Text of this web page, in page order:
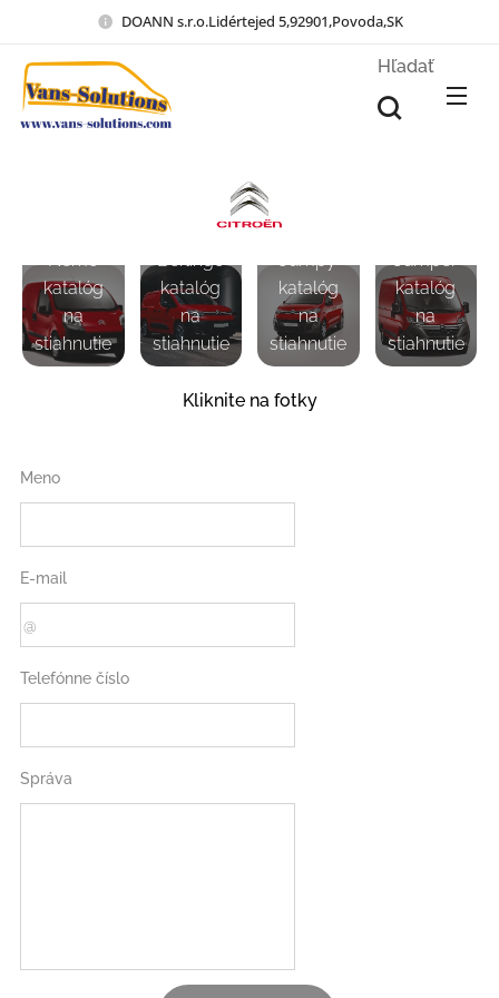
DOANN s.r.o.Lidértejed 5,92901,Povoda,SK
Hľadať
Nemo
katalóg
na
stiahnutie
Citröen
Berlingo
katalóg
na
stiahnutie
Citröen
Jumpy
katalóg
na
stiahnutie
Jumper
katalóg
na
stiahnutie
Kliknite na fotky
Meno
E-mail
Telefónne číslo
Správa